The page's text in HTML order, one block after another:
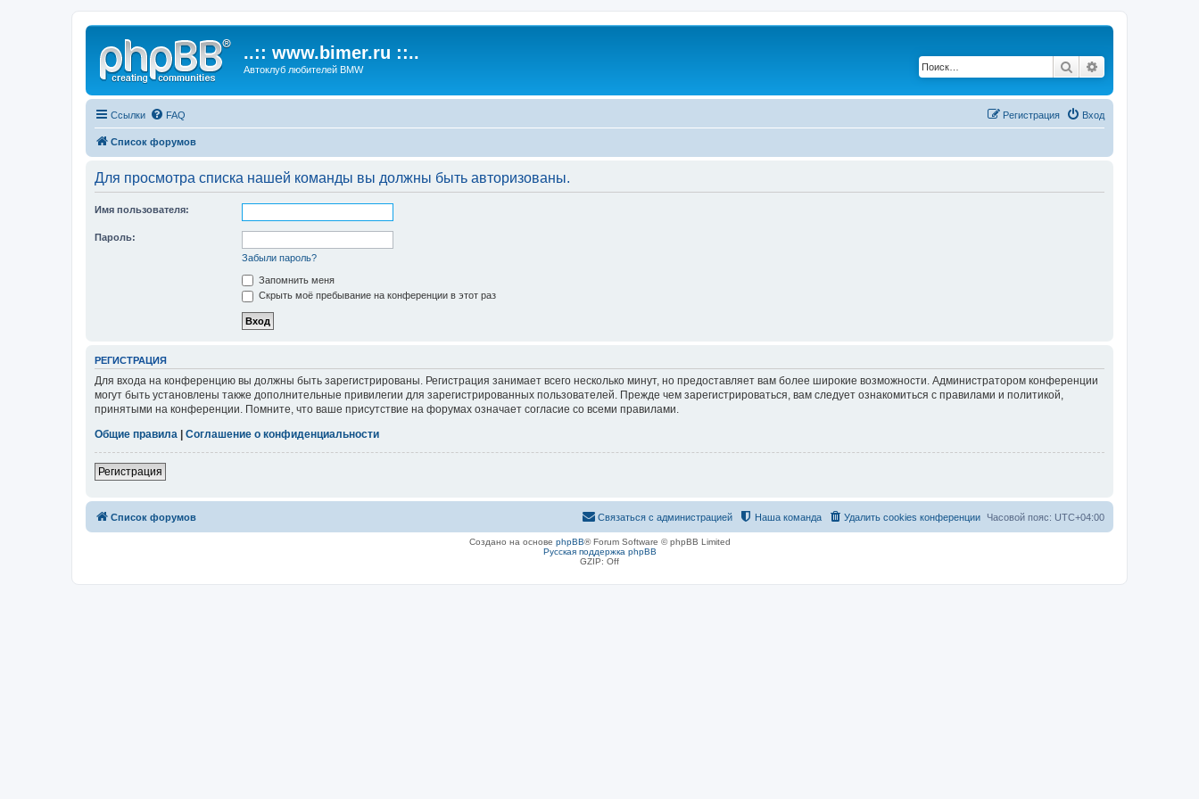
..:: www.bimer.ru ::..
Автоклуб любителей BMW Поиск
Ссылки FAQ Вход
Регистрация
Список форумов
Для просмотра списка нашей команды вы должны быть авторизованы.
Имя пользователя:
Пароль:
Забыли пароль?
Запомнить меня
Скрыть моё пребывание на конференции в этот раз
РЕГИСТРАЦИЯ
Для входа на конференцию вы должны быть зарегистрированы. Регистрация занимает всего несколько минут, но предоставляет вам более широкие возможности. Администратором конференции
могут быть установлены также дополнительные привилегии для зарегистрированных пользователей. Прежде чем зарегистрироваться, вам следует ознакомиться с правилами и политикой,
принятыми на конференции. Помните, что ваше присутствие на форумах означает согласие со всеми правилами.
Общие правила
Соглашение о конфиденциальности
Регистрация
Список форумов Часовой пояс: UTC+04:00
Удалить cookies конференции
Наша команда
Связаться с администрацией
Создано на основе phpBB® Forum Software © phpBB Limited
Русская поддержка phpBB
GZIP: Off